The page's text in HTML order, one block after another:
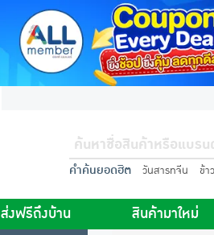
คำค้นยอดฮิต วันสารทจีน ข้า
ส่งฟรีถึงบ้าน สินค้ามาใหม่